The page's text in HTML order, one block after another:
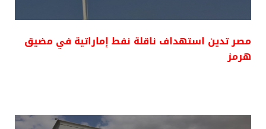
مصر تدين استهداف ناقلة نفط إماراتية في مضيق
هرمز